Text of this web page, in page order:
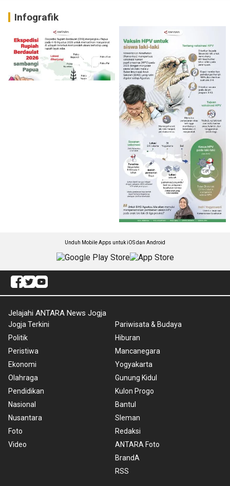
Infografik
Unduh Mobile Apps untuk iOS dan Android
Jelajahi ANTARA News Jogja
Jogja Terkini
Politik
Peristiwa
Ekonomi
Olahraga
Pendidikan
Nasional
Nusantara
Foto
Video
Pariwisata & Budaya
Hiburan
Mancanegara
Yogyakarta
Gunung Kidul
Kulon Progo
Bantul
Sleman
Redaksi
ANTARA Foto
BrandA
RSS